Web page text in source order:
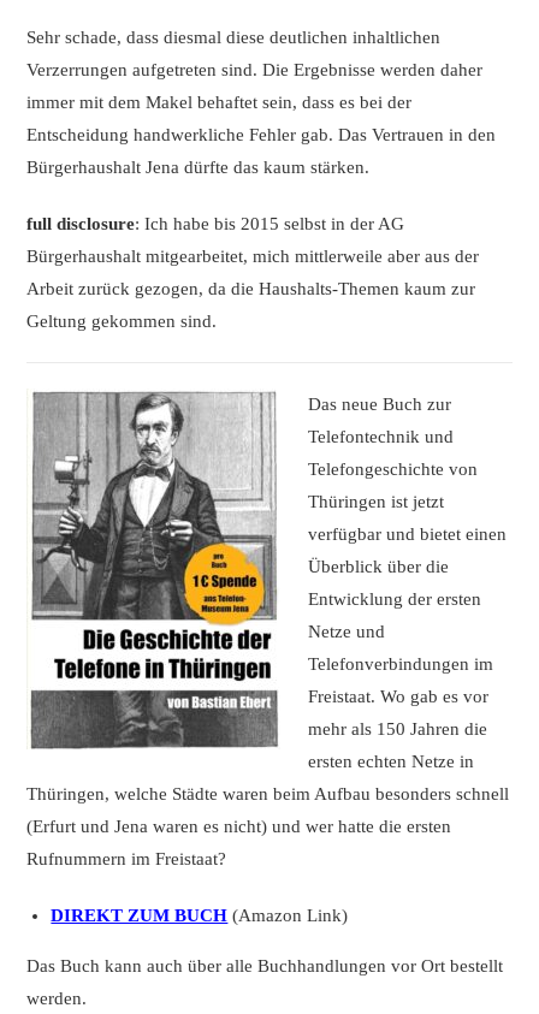
Sehr schade, dass diesmal diese deutlichen inhaltlichen
Verzerrungen aufgetreten sind. Die Ergebnisse werden daher
immer mit dem Makel behaftet sein, dass es bei der
Entscheidung handwerkliche Fehler gab. Das Vertrauen in den
Bürgerhaushalt Jena dürfte das kaum stärken.
full disclosure: Ich habe bis 2015 selbst in der AG
Bürgerhaushalt mitgearbeitet, mich mittlerweile aber aus der
Arbeit zurück gezogen, da die Haushalts-Themen kaum zur
Geltung gekommen sind.
Das neue Buch zur
Telefontechnik und
Telefongeschichte von
Thüringen ist jetzt
verfügbar und bietet einen
Überblick über die
Entwicklung der ersten
Netze und
Telefonverbindungen im
Freistaat. Wo gab es vor
mehr als 150 Jahren die
ersten echten Netze in
Thüringen, welche Städte waren beim Aufbau besonders schnell
(Erfurt und Jena waren es nicht) und wer hatte die ersten
Rufnummern im Freistaat?
DIREKT ZUM BUCH (Amazon Link)
Das Buch kann auch über alle Buchhandlungen vor Ort bestellt
werden.